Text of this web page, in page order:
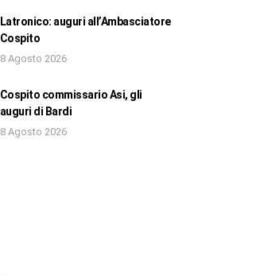
Latronico: auguri all’Ambasciatore
Cospito
8 Agosto 2026
Cospito commissario Asi, gli
auguri di Bardi
8 Agosto 2026